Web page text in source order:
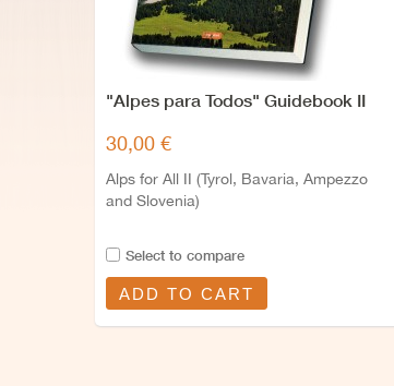
"Alpes para Todos" Guidebook II
30,00 €
Alps for All II (Tyrol, Bavaria, Ampezzo
and Slovenia)
Select to compare
ADD TO CART